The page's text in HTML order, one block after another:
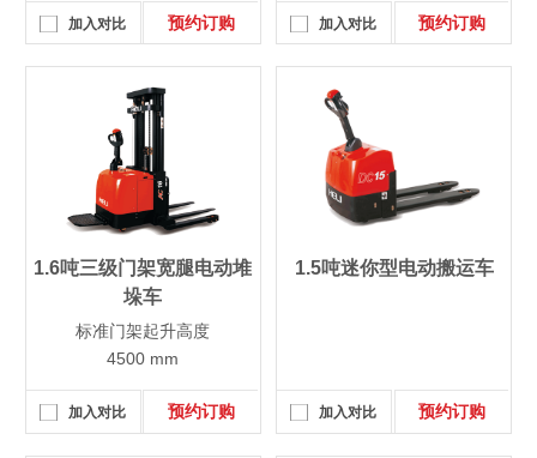
加入对比 预约订购 加入对比 预约订购
1.6吨三级门架宽腿电动堆
垛车
标准门架起升高度
4500 mm
加入对比 预约订购
1.5吨迷你型电动搬运车
加入对比 预约订购